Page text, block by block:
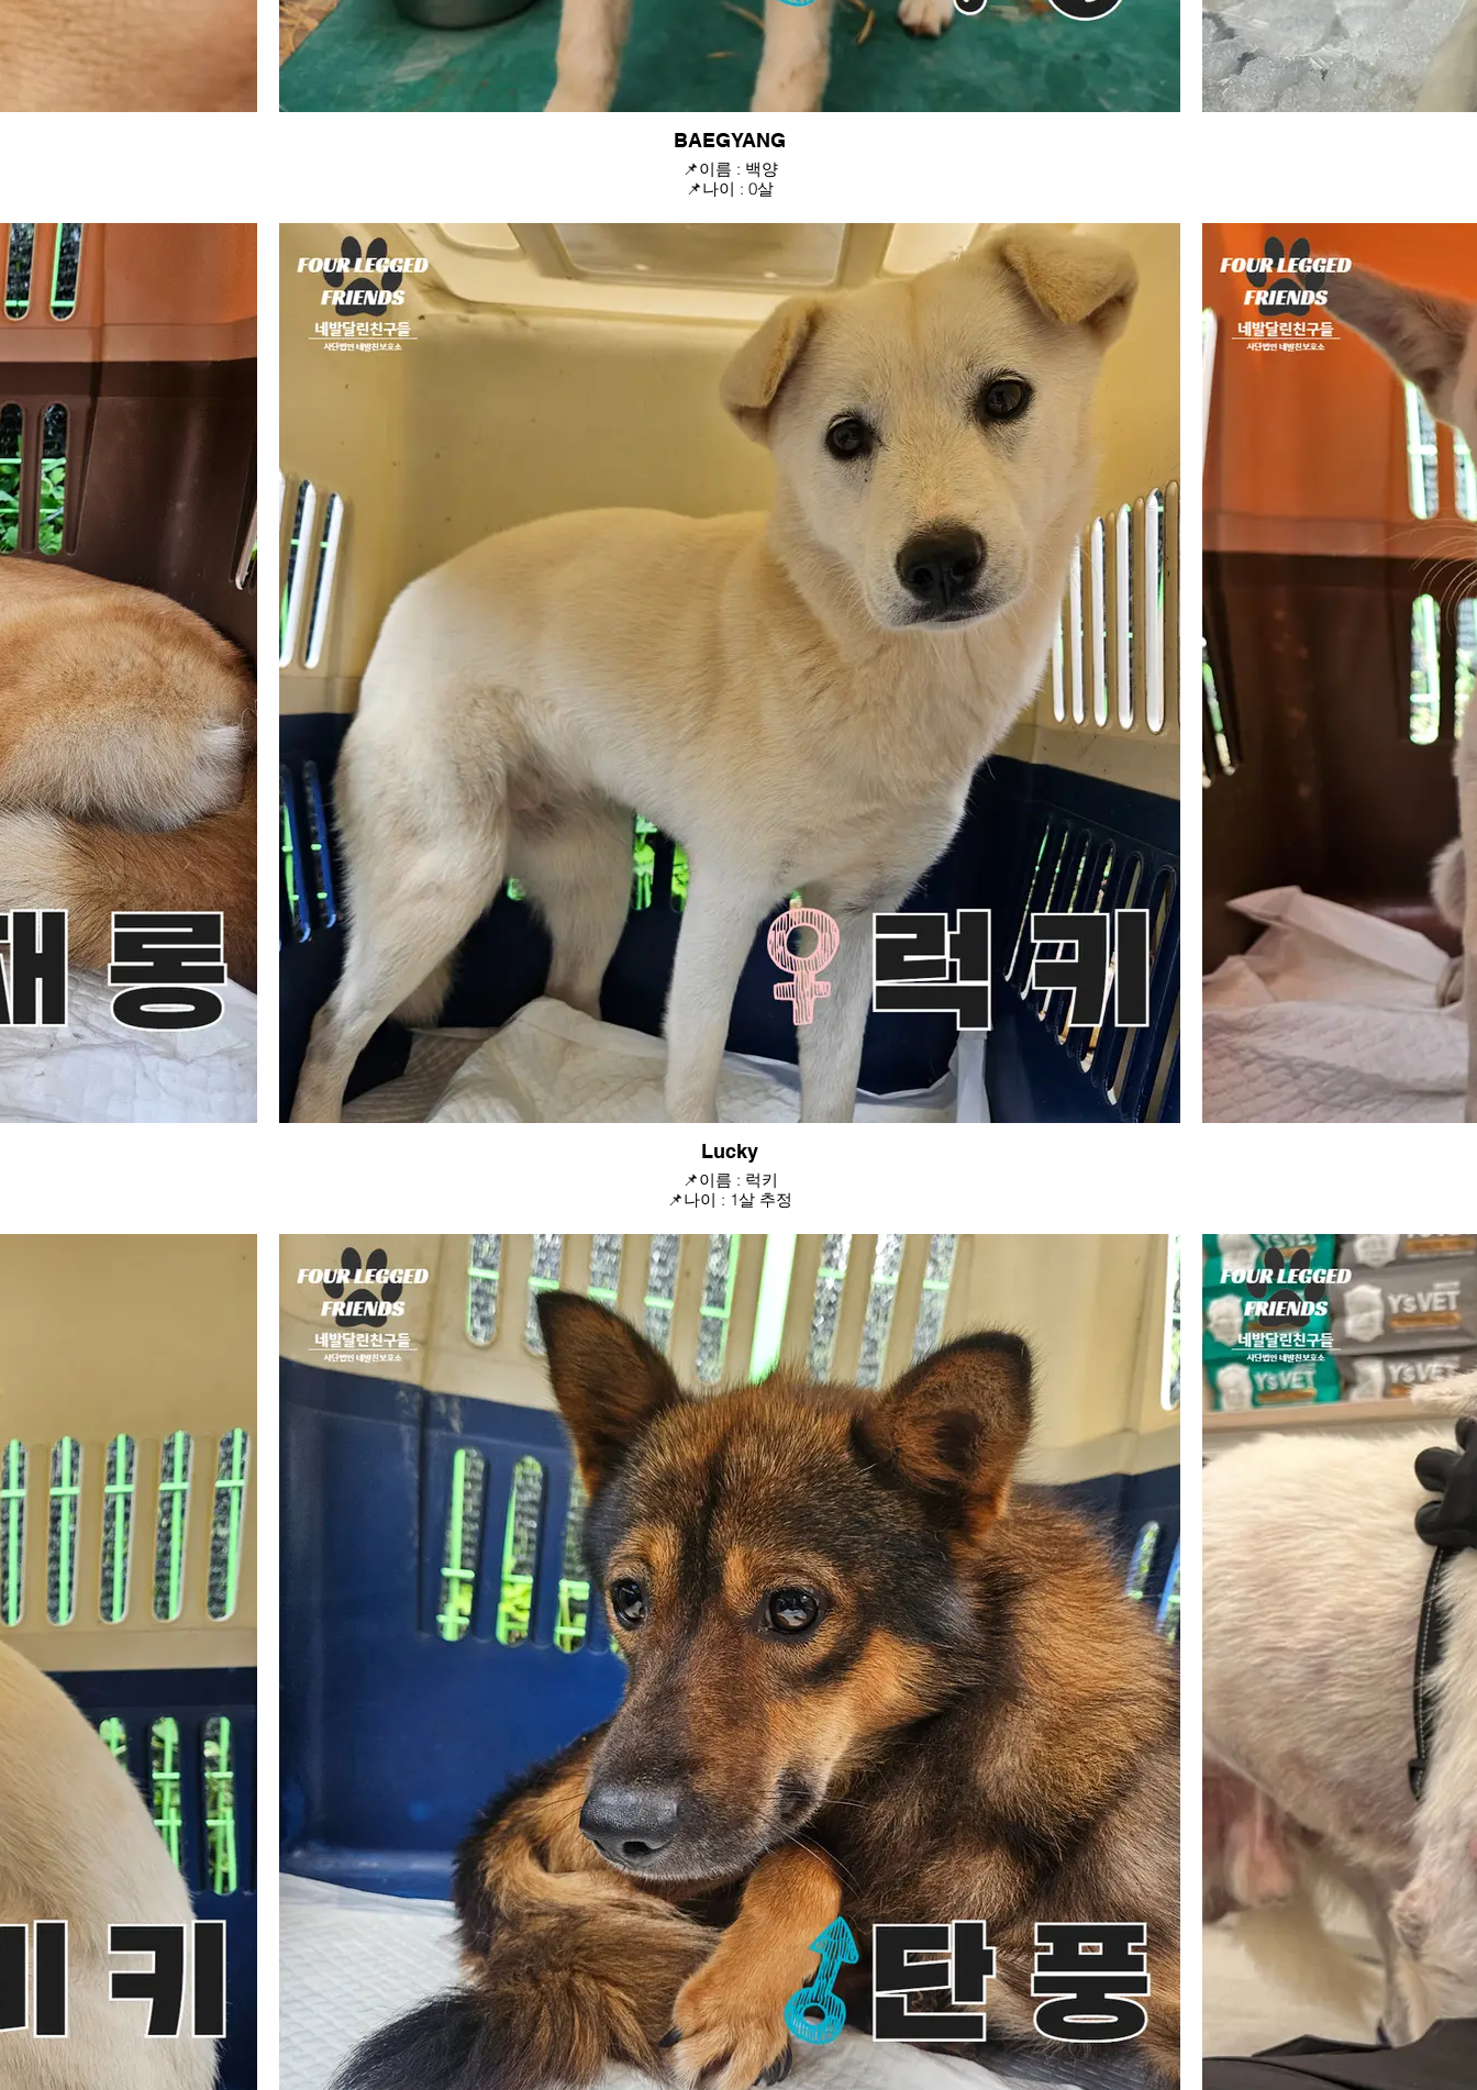
에요🐱
조했어요
BAEGYANG
📌이름 : 백양
📌나이 : 0살
📌몸무게 : 8kg
📌성격 : 활발한 성격에 사람을 좋아하며, 산책을 좋아하는 멋진 친구에요!
📌사연 : 야산에 혼자 떠도는 것을 발견하여 구조되었지만 시보호소에서 안락사 위기에 놓여 구조가 된 친구
[국내입양문의]
카톡 : ggrg1877
H.P : 010-8794-3173
Lucky
📌이름 : 럭키
📌나이 : 1살 추정
📌몸무게 : 7~10kg
📌사연 : 파주 도살장에서 구조
📌성격 : 굳게 닫혀 있던 마음의 문을 열고 있으며, 친구들이랑 잘지내요🐶
✨접종.중성화 완료✨
[국내입양문의]
카톡 : ggrg1877
H.P : 010-8794-3173
📌성격 :